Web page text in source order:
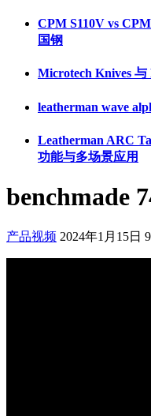
CPM S110V vs
国钢
Microtech Knives
leatherman wave
Leatherman ARC
功能与多场景应用
benchmade
产品视频 2024年1月15日